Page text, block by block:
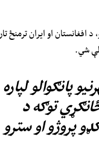
او ایران ترمنځ
شي.
پانګوالو لپاره
توګه د
پروژو او سترو